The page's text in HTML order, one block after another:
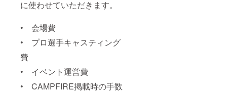
に使わせていただきます。
• 会場費
• プロ選手キャスティング
費
• イベント運営費
• CAMPFIRE掲載時の手数